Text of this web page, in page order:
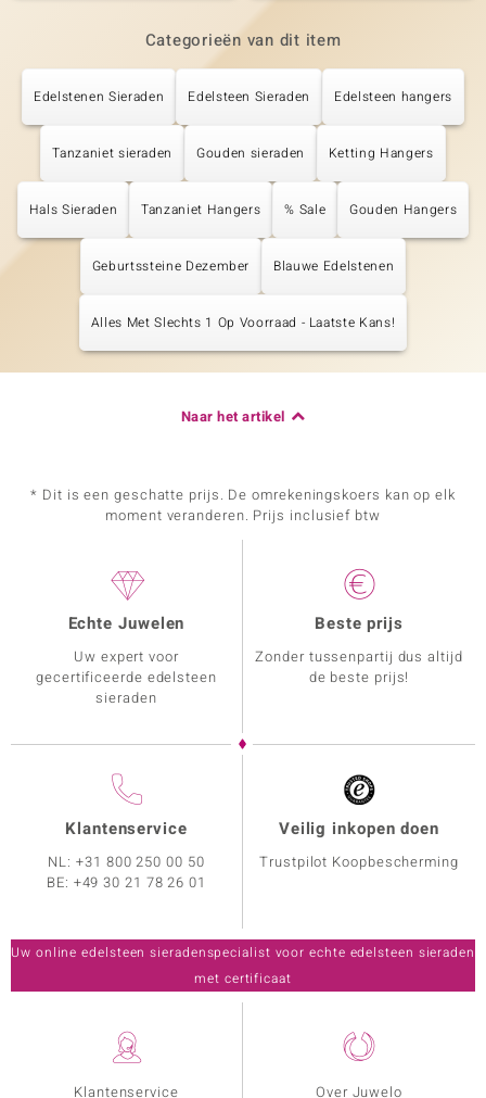
Categorieën van dit item
Edelstenen Sieraden Edelsteen Sieraden Edelsteen hangers
Tanzaniet sieraden Gouden sieraden Ketting Hangers
Hals Sieraden Tanzaniet Hangers % Sale Gouden Hangers
Geburtssteine Dezember Blauwe Edelstenen
Alles Met Slechts 1 Op Voorraad - Laatste Kans!
Naar het artikel
* Dit is een geschatte prijs. De omrekeningskoers kan op elk
moment veranderen. Prijs inclusief btw
Klantenservice Over Juwelo
Echte Juwelen
Uw expert voor
gecertificeerde edelsteen
sieraden
Beste prijs
Zonder tussenpartij dus altijd
de beste prijs!
Klantenservice
NL:+31 800 250 00 50
BE: +49 30 21 78 26 01
Veilig inkopen doen
Trustpilot Koopbescherming
Uw online edelsteen sieradenspecialist voor echte edelsteen sieraden
met certificaat